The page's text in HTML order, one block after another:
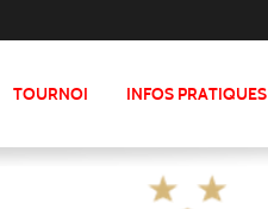
TOURNOI INFOS PRATIQUES